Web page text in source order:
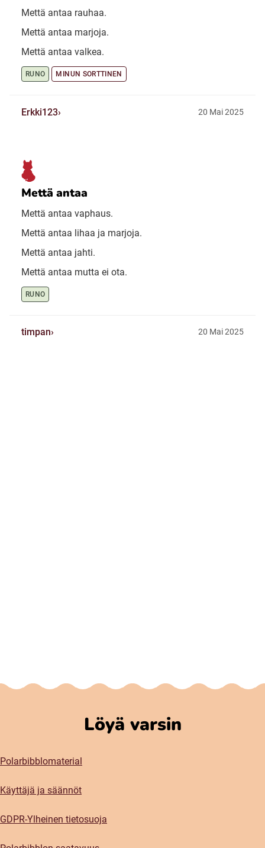
Mettä antaa rauhaa.
Mettä antaa marjoja.
Mettä antaa valkea.
RUNO MINUN SORTTINEN
Erkki123 20 Mai 2025
Mettä antaa
Mettä antaa vaphaus.
Mettä antaa lihaa ja marjoja.
Mettä antaa jahti.
Mettä antaa mutta ei ota.
RUNO
timpan 20 Mai 2025
Löyä varsin
Polarbibblomaterial
Käyttäjä ja säännöt
GDPR-Ylheinen tietosuoja